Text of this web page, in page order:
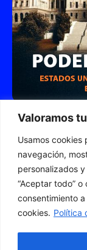
Valoramos
Usamos cookies
navegación,
personalizados
“Aceptar todo”
consentimiento
cookies. Política
Poder sin
por la
© 2023 Todos